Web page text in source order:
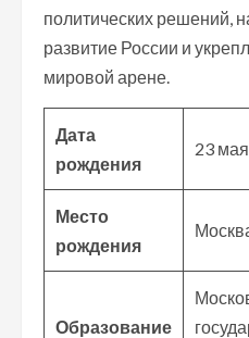
политических решений,
развитие России и
мировой арене.
Дата
рождения
23
Место
рождения
Образование